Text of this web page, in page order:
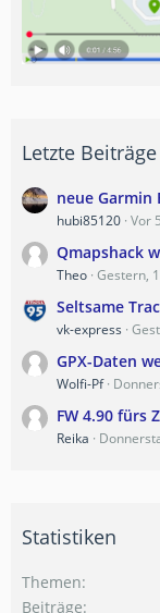
Letzte Beiträge
neue Garmin
hubi85120 Vor
Qmapshack
Theo Gestern,
Seltsame
vk-express
GPX-Daten
Wolfi-Pf
FW 4.90 fürs
Reika
Statistiken
Themen
Beiträge